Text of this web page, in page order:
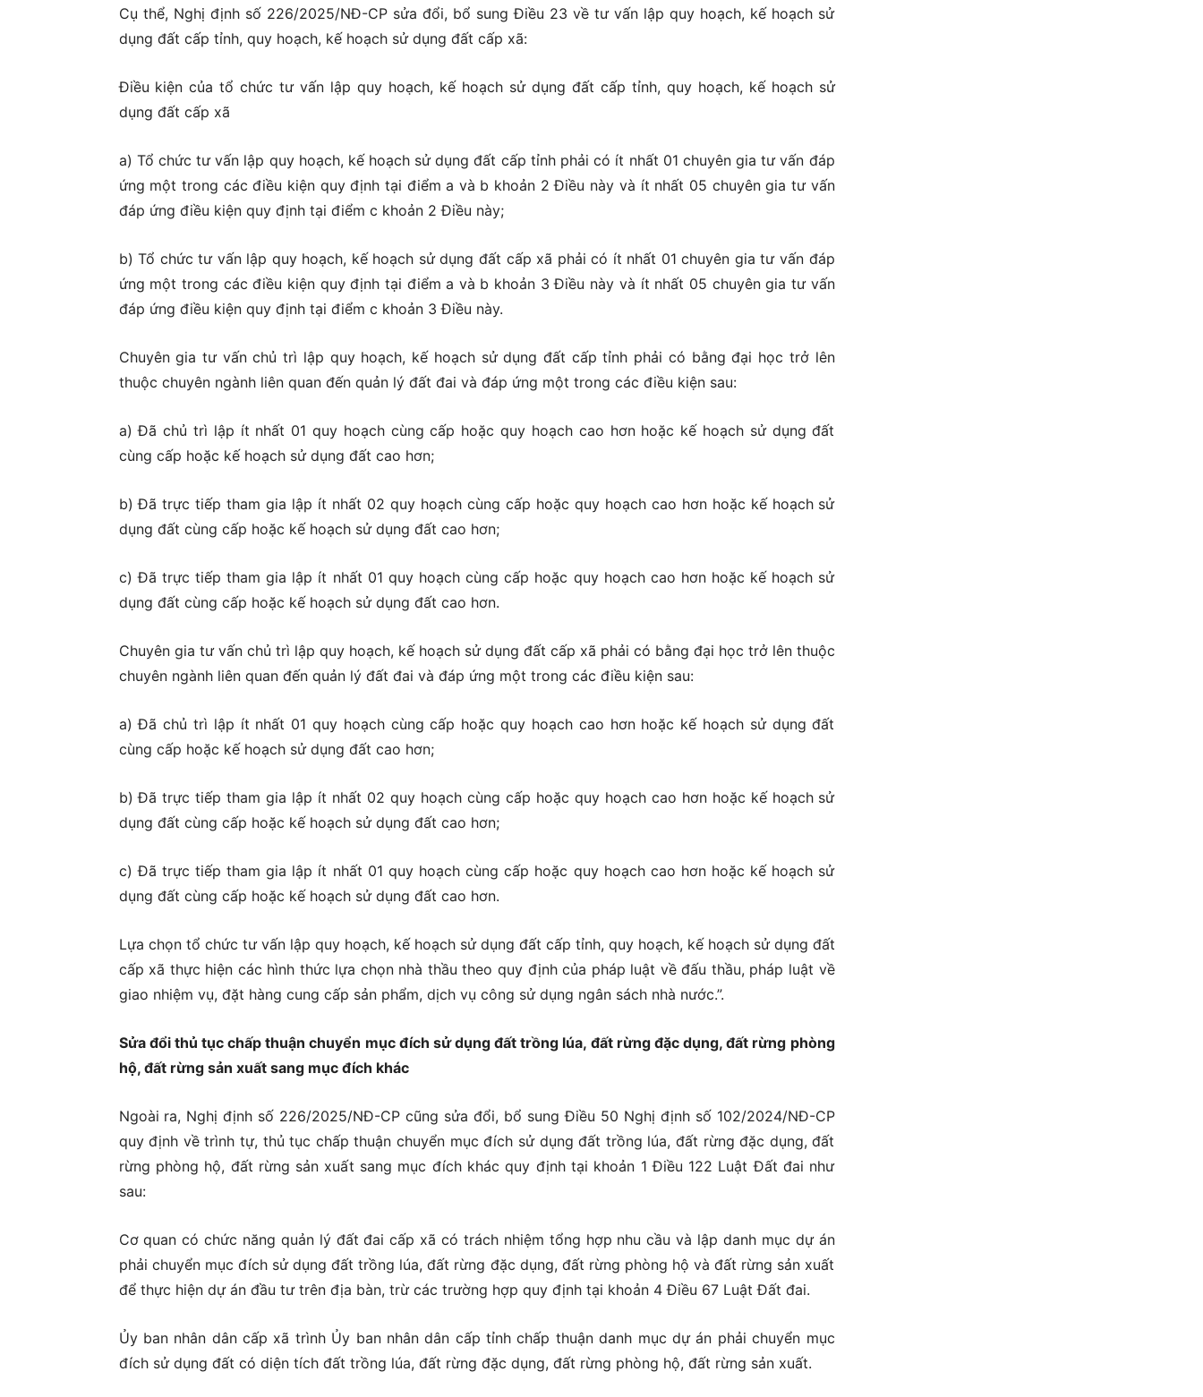
Cụ thể, Nghị định số 226/2025/NĐ-CP sửa đổi, bổ sung Điều 23 về tư vấn lập quy hoạch, kế hoạch sử
dụng đất cấp tỉnh, quy hoạch, kế hoạch sử dụng đất cấp xã:
Điều kiện của tổ chức tư vấn lập quy hoạch, kế hoạch sử dụng đất cấp tỉnh, quy hoạch, kế hoạch sử
dụng đất cấp xã
a) Tổ chức tư vấn lập quy hoạch, kế hoạch sử dụng đất cấp tỉnh phải có ít nhất 01 chuyên gia tư vấn đáp
ứng một trong các điều kiện quy định tại điểm a và b khoản 2 Điều này và ít nhất 05 chuyên gia tư vấn
đáp ứng điều kiện quy định tại điểm c khoản 2 Điều này;
b) Tổ chức tư vấn lập quy hoạch, kế hoạch sử dụng đất cấp xã phải có ít nhất 01 chuyên gia tư vấn đáp
ứng một trong các điều kiện quy định tại điểm a và b khoản 3 Điều này và ít nhất 05 chuyên gia tư vấn
đáp ứng điều kiện quy định tại điểm c khoản 3 Điều này.
Chuyên gia tư vấn chủ trì lập quy hoạch, kế hoạch sử dụng đất cấp tỉnh phải có bằng đại học trở lên
thuộc chuyên ngành liên quan đến quản lý đất đai và đáp ứng một trong các điều kiện sau:
a) Đã chủ trì lập ít nhất 01 quy hoạch cùng cấp hoặc quy hoạch cao hơn hoặc kế hoạch sử dụng đất
cùng cấp hoặc kế hoạch sử dụng đất cao hơn;
b) Đã trực tiếp tham gia lập ít nhất 02 quy hoạch cùng cấp hoặc quy hoạch cao hơn hoặc kế hoạch sử
dụng đất cùng cấp hoặc kế hoạch sử dụng đất cao hơn;
c) Đã trực tiếp tham gia lập ít nhất 01 quy hoạch cùng cấp hoặc quy hoạch cao hơn hoặc kế hoạch sử
dụng đất cùng cấp hoặc kế hoạch sử dụng đất cao hơn.
Chuyên gia tư vấn chủ trì lập quy hoạch, kế hoạch sử dụng đất cấp xã phải có bằng đại học trở lên thuộc
chuyên ngành liên quan đến quản lý đất đai và đáp ứng một trong các điều kiện sau:
a) Đã chủ trì lập ít nhất 01 quy hoạch cùng cấp hoặc quy hoạch cao hơn hoặc kế hoạch sử dụng đất
cùng cấp hoặc kế hoạch sử dụng đất cao hơn;
b) Đã trực tiếp tham gia lập ít nhất 02 quy hoạch cùng cấp hoặc quy hoạch cao hơn hoặc kế hoạch sử
dụng đất cùng cấp hoặc kế hoạch sử dụng đất cao hơn;
c) Đã trực tiếp tham gia lập ít nhất 01 quy hoạch cùng cấp hoặc quy hoạch cao hơn hoặc kế hoạch sử
dụng đất cùng cấp hoặc kế hoạch sử dụng đất cao hơn.
Lựa chọn tổ chức tư vấn lập quy hoạch, kế hoạch sử dụng đất cấp tỉnh, quy hoạch, kế hoạch sử dụng đất
cấp xã thực hiện các hình thức lựa chọn nhà thầu theo quy định của pháp luật về đấu thầu, pháp luật về
giao nhiệm vụ, đặt hàng cung cấp sản phẩm, dịch vụ công sử dụng ngân sách nhà nước.”.
Sửa đổi thủ tục chấp thuận chuyển mục đích sử dụng đất trồng lúa, đất rừng đặc dụng, đất rừng phòng
hộ, đất rừng sản xuất sang mục đích khác
Ngoài ra, Nghị định số 226/2025/NĐ-CP cũng sửa đổi, bổ sung Điều 50 Nghị định số 102/2024/NĐ-CP
quy định về trình tự, thủ tục chấp thuận chuyển mục đích sử dụng đất trồng lúa, đất rừng đặc dụng, đất
rừng phòng hộ, đất rừng sản xuất sang mục đích khác quy định tại khoản 1 Điều 122 Luật Đất đai như
sau:
Cơ quan có chức năng quản lý đất đai cấp xã có trách nhiệm tổng hợp nhu cầu và lập danh mục dự án
phải chuyển mục đích sử dụng đất trồng lúa, đất rừng đặc dụng, đất rừng phòng hộ và đất rừng sản xuất
để thực hiện dự án đầu tư trên địa bàn, trừ các trường hợp quy định tại khoản 4 Điều 67 Luật Đất đai.
Ủy ban nhân dân cấp xã trình Ủy ban nhân dân cấp tỉnh chấp thuận danh mục dự án phải chuyển mục
đích sử dụng đất có diện tích đất trồng lúa, đất rừng đặc dụng, đất rừng phòng hộ, đất rừng sản xuất.